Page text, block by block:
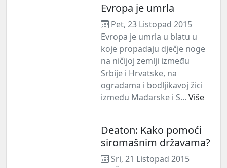
Evropa je umrla
Pet, 23 Listopad 2015
Evropa je umrla u blatu u
koje propadaju dječje noge
na ničijoj zemlji između
Srbije i Hrvatske, na
ogradama i bodljikavoj žici
između Mađarske i S... Više
Deaton: Kako pomoći
siromašnim državama?
Sri, 21 Listopad 2015